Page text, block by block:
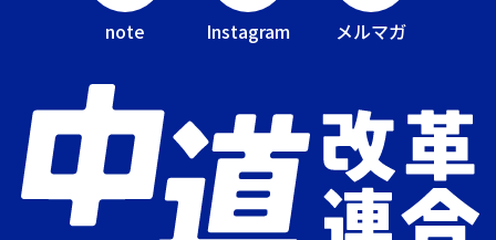
note Instagram メルマガ